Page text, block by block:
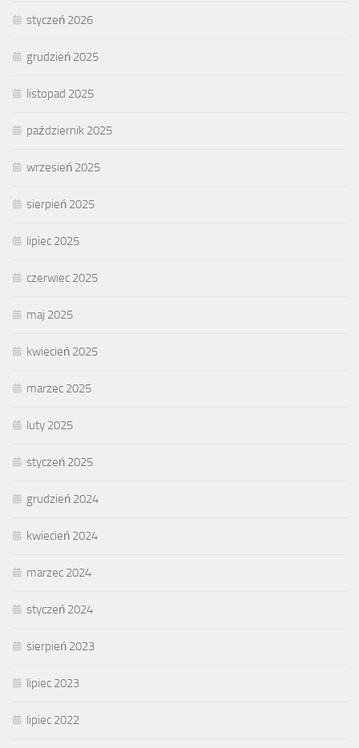
styczeń 2026
grudzień 2025
listopad 2025
październik 2025
wrzesień 2025
sierpień 2025
lipiec 2025
czerwiec 2025
maj 2025
kwiecień 2025
marzec 2025
luty 2025
styczeń 2025
grudzień 2024
kwiecień 2024
marzec 2024
styczeń 2024
sierpień 2023
lipiec 2023
lipiec 2022